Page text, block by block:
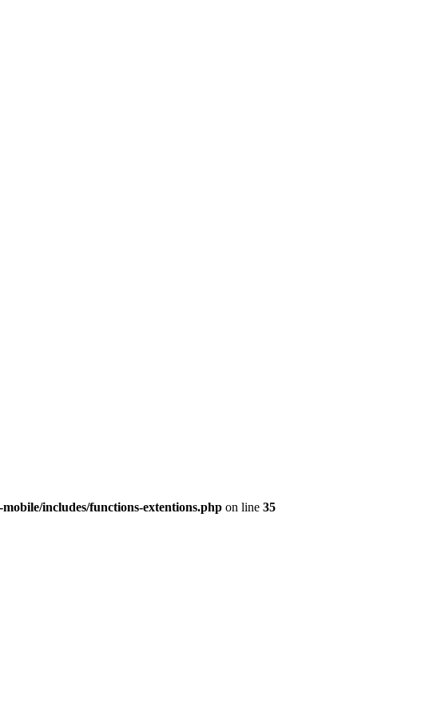
includes/functions-extentions.php on line 35